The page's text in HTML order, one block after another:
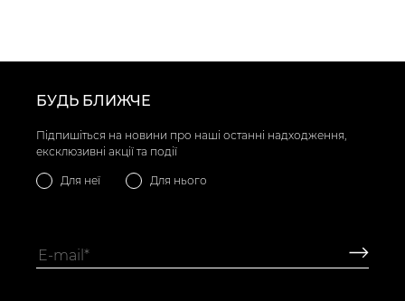
БУДЬ БЛИЖЧЕ
Підпишіться на новини про наші останні надходження,
ексклюзивні акції та події
Для неї Для нього